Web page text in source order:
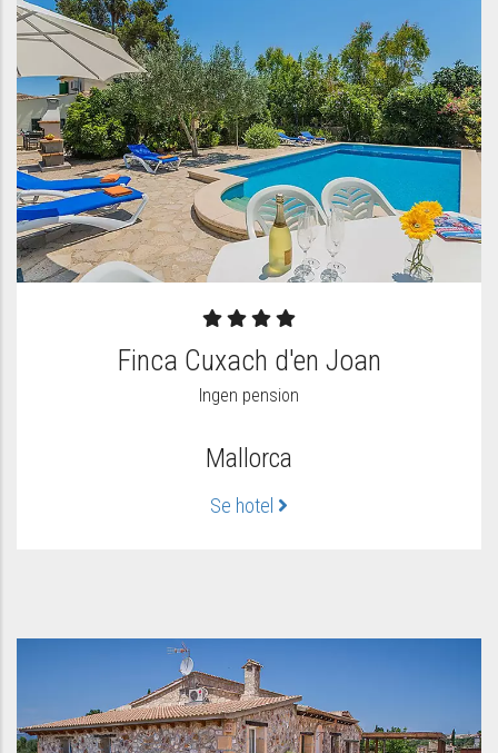
Finca Cuxach d'en Joan
Ingen pension
Mallorca
Se hotel